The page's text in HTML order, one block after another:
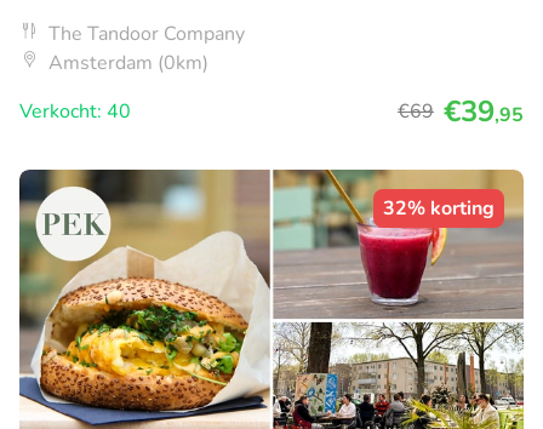
The Tandoor Company
Amsterdam (0km)
Verkocht: 40
€69 €39,95
32% korting